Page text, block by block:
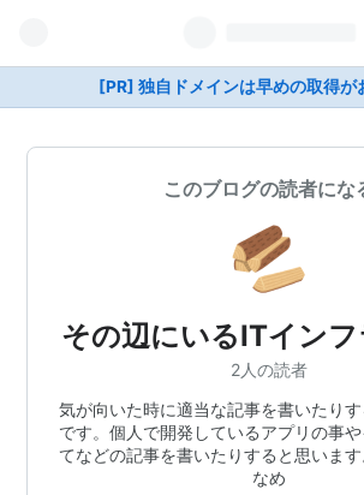
[PR] 独自ドメインは早めの取得が
このブログの読者にな
その辺にいるITイン
2人の読者
気が向いた時に適当な記事を書いたり
です。個人で開発しているアプリの事
てなどの記事を書いたりすると思いま
なめ